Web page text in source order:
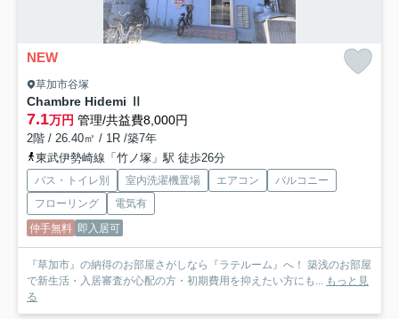
NEW
草加市谷塚
Chambre Hidemi Ⅱ
7.1万円 管理/共益費8,000円
2階 / 26.40㎡ / 1R /築7年
東武伊勢崎線「竹ノ塚」駅 徒歩26分
バス・トイレ別 室内洗濯機置場 エアコン
バルコニー
フローリング
電気有
仲手無料 即入居可
『草加市』の納得のお部屋さがしなら『ラテルーム』へ！ 築浅のお部屋
で新生活・入居審査が心配の方・初期費用を抑えたい方にも... もっと見
る